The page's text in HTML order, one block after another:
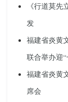
《行道莫
发
福建省炎黄
联合举办迎
福建省炎黄
席会